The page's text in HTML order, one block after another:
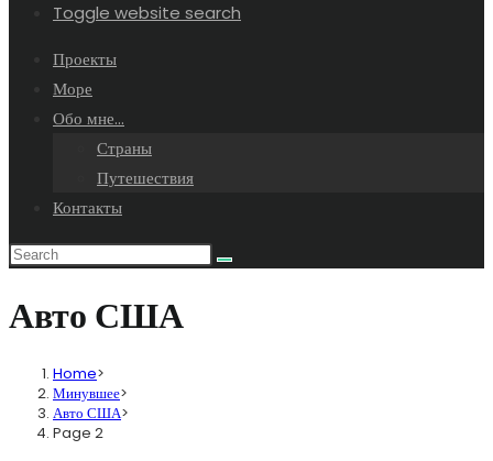
Toggle website search
Проекты
Море
Обо мне…
Страны
Путешествия
Контакты
Авто США
Home>
Минувшее>
Авто США>
Page 2